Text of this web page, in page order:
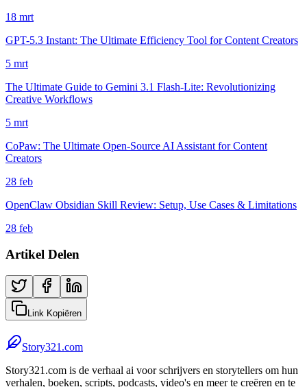
18 mrt
GPT-5.3 Instant: The Ultimate Efficiency Tool for Content Creators
5 mrt
The Ultimate Guide to Gemini 3.1 Flash-Lite: Revolutionizing
Creative Workflows
5 mrt
CoPaw: The Ultimate Open-Source AI Assistant for Content
Creators
28 feb
OpenClaw Obsidian Skill Review: Setup, Use Cases & Limitations
28 feb
Artikel Delen
Link Kopiëren
Story321.com
Story321.com is de verhaal ai voor schrijvers en storytellers om hun
verhalen, boeken, scripts, podcasts, video's en meer te creëren en te